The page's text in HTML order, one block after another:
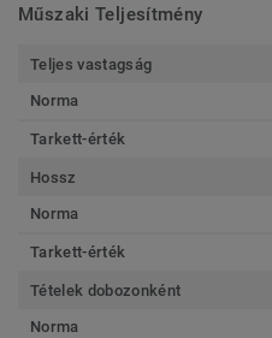
Műszaki Teljesítmény
Teljes vastagság
Norma
Tarkett-érték
Hossz
Norma
Tarkett-érték
Tételek dobozonként
Norma